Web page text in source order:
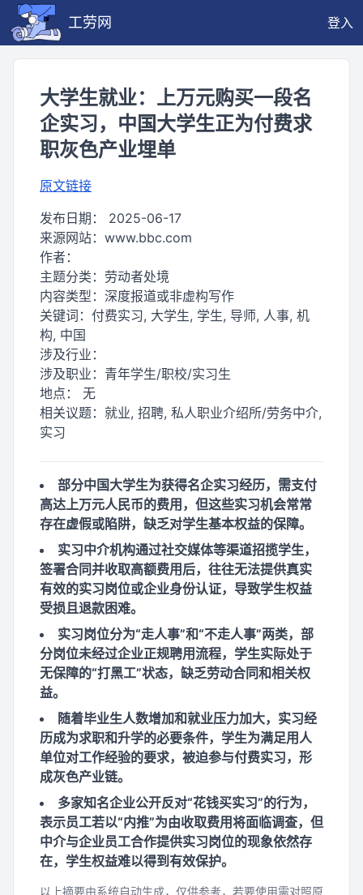
工劳网 登入
大学生就业：上万元购买一段名
企实习，中国大学生正为付费求
职灰色产业埋单
原文链接
发布日期： 2025-06-17
来源网站： www.bbc.com
作者：
主题分类： 劳动者处境
内容类型： 深度报道或非虚构写作
关键词： 付费实习, 大学生, 学生, 导师, 人事, 机
构, 中国
涉及行业：
涉及职业： 青年学生/职校/实习生
地点： 无
相关议题： 就业, 招聘, 私人职业介绍所/劳务中介,
实习
部分中国大学生为获得名企实习经历，需支付
高达上万元人民币的费用，但这些实习机会常常
存在虚假或陷阱，缺乏对学生基本权益的保障。
实习中介机构通过社交媒体等渠道招揽学生，
签署合同并收取高额费用后，往往无法提供真实
有效的实习岗位或企业身份认证，导致学生权益
受损且退款困难。
实习岗位分为“走人事”和“不走人事”两类，部
分岗位未经过企业正规聘用流程，学生实际处于
无保障的“打黑工”状态，缺乏劳动合同和相关权
益。
随着毕业生人数增加和就业压力加大，实习经
历成为求职和升学的必要条件，学生为满足用人
单位对工作经验的要求，被迫参与付费实习，形
成灰色产业链。
多家知名企业公开反对“花钱买实习”的行为，
表示员工若以“内推”为由收取费用将面临调查，但
中介与企业员工合作提供实习岗位的现象依然存
在，学生权益难以得到有效保护。
以上摘要由系统自动生成，仅供参考，若要使用需对照原